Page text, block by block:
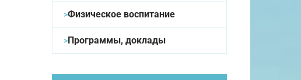
Физическое воспитание
Программы, доклады